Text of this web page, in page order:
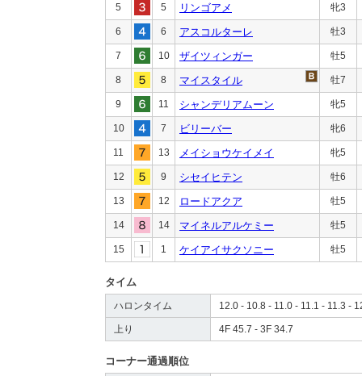
5 5 リンゴアメ 牝3
6 6 アスコルターレ 牡3
7 10 ザイツィンガー 牡5
8 8 マイスタイル 牡7
9 11 シャンデリアムーン 牝5
10 7 ビリーバー 牝6
11 13 メイショウケイメイ 牝5
12 9 シセイヒテン 牡6
13 12 ロードアクア 牡5
14 14 マイネルアルケミー 牡5
15 1 ケイアイサクソニー 牡5
タイム
ハロンタイム 12.0 - 10.8 - 11.0 - 11.1 - 11.3 -
上り 4F 45.7 - 3F 34.7
コーナー通過順位